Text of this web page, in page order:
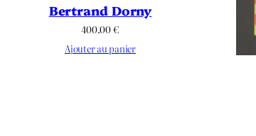
Bertrand Dorny
400.00€
Ajouter au panier